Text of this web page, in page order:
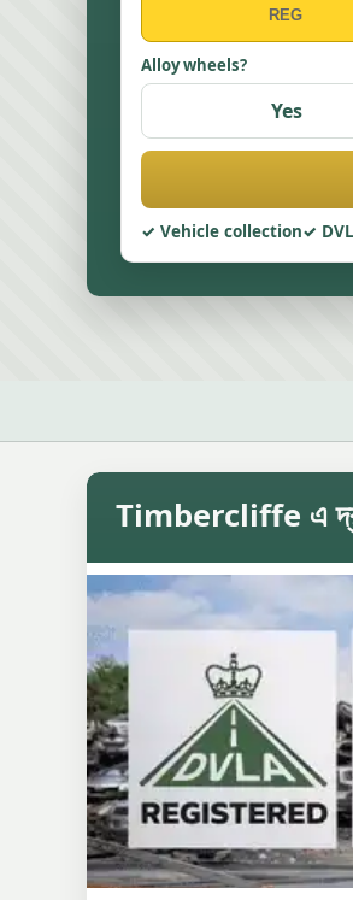
Alloy wheels?
Yes
Vehicle collection
Timbercliffe এ দ্রুত